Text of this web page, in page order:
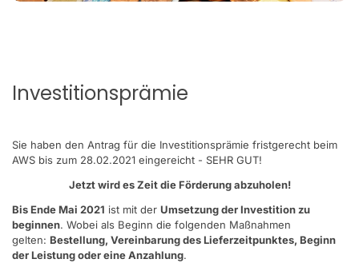
Investitionsprämie
Sie haben den Antrag für die Investitionsprämie fristgerecht beim
AWS bis zum 28.02.2021 eingereicht - SEHR GUT!
Jetzt wird es Zeit die Förderung abzuholen!
Bis Ende Mai 2021 ist mit der Umsetzung der Investition zu
beginnen. Wobei als Beginn die folgenden Maßnahmen
gelten: Bestellung, Vereinbarung des Lieferzeitpunktes, Beginn
der Leistung oder eine Anzahlung.